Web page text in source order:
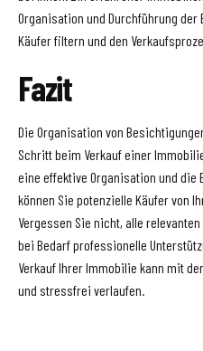
Organisation und Durchführung
Käufer filtern und den
Fazit
Die Organisation von
Schritt beim Verkauf einer
eine effektive Organisation und
können Sie potenzielle Käufer von
Vergessen Sie nicht, alle
bei Bedarf professionelle
Verkauf Ihrer Immobilie kann mit
und stressfrei verlaufen.